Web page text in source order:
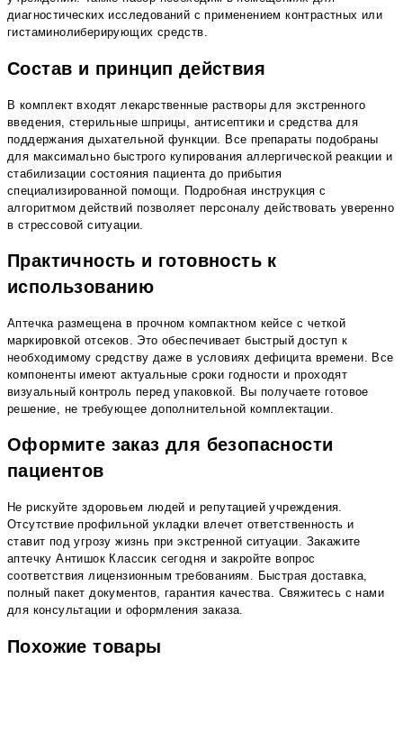
диагностических исследований с применением контрастных или
гистаминолиберирующих средств.
Состав и принцип действия
В комплект входят лекарственные растворы для экстренного
введения, стерильные шприцы, антисептики и средства для
поддержания дыхательной функции. Все препараты подобраны
для максимально быстрого купирования аллергической реакции и
стабилизации состояния пациента до прибытия
специализированной помощи. Подробная инструкция с
алгоритмом действий позволяет персоналу действовать уверенно
в стрессовой ситуации.
Практичность и готовность к
использованию
Аптечка размещена в прочном компактном кейсе с четкой
маркировкой отсеков. Это обеспечивает быстрый доступ к
необходимому средству даже в условиях дефицита времени. Все
компоненты имеют актуальные сроки годности и проходят
визуальный контроль перед упаковкой. Вы получаете готовое
решение, не требующее дополнительной комплектации.
Оформите заказ для безопасности
пациентов
Не рискуйте здоровьем людей и репутацией учреждения.
Отсутствие профильной укладки влечет ответственность и
ставит под угрозу жизнь при экстренной ситуации. Закажите
аптечку Антишок Классик сегодня и закройте вопрос
соответствия лицензионным требованиям. Быстрая доставка,
полный пакет документов, гарантия качества. Свяжитесь с нами
для консультации и оформления заказа.
Похожие товары